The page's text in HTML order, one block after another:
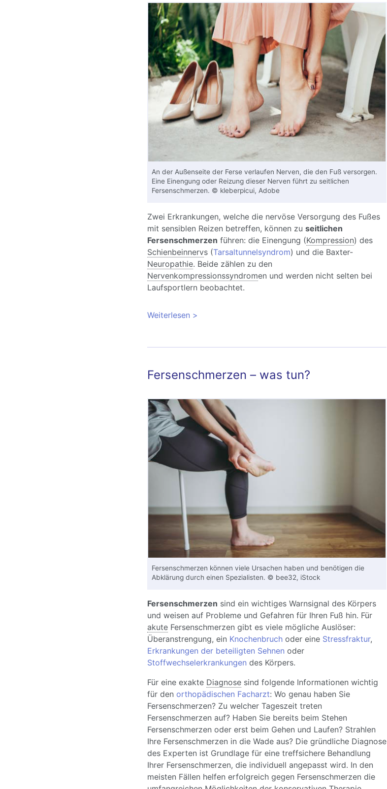
An der Außenseite der Ferse verlaufen Nerven, die den Fuß versorgen.
Eine Einengung oder Reizung dieser Nerven führt zu seitlichen
Fersenschmerzen. © kleberpicui, Adobe
Zwei Erkrankungen, welche die nervöse Versorgung des Fußes
mit sensiblen Reizen betreffen, können zu seitlichen
Fersenschmerzen führen: die Einengung (Kompression) des
Schienbeinnervs (Tarsaltunnelsyndrom) und die Baxter-
Neuropathie. Beide zählen zu den
Nervenkompressionssyndromen und werden nicht selten bei
Laufsportlern beobachtet.
Weiterlesen über Fersenschmerzen seitlich: Ursachen, Symptome
Fersenschmerzen – was tun?
Fersenschmerzen können viele Ursachen haben und benötigen die
Abklärung durch einen Spezialisten. © bee32, iStock
Fersenschmerzen sind ein wichtiges Warnsignal des Körpers
und weisen auf Probleme und Gefahren für Ihren Fuß hin. Für
akuteFersenschmerzen gibt es viele mögliche Auslöser:
Überanstrengung, ein Knochenbruchoder eine Stressfraktur,
Erkrankungen der beteiligten Sehnen oder
Stoffwechselerkrankungen des Körpers.
Für eine exakte Diagnosesind folgende Informationen wichtig
für den orthopädischen Facharzt: Wo genau haben Sie
Fersenschmerzen? Zu welcher Tageszeit treten
Fersenschmerzen auf? Haben Sie bereits beim Stehen
Fersenschmerzen oder erst beim Gehen und Laufen? Strahlen
Ihre Fersenschmerzen in die Wade aus? Die gründliche Diagnose
des Experten ist Grundlage für eine treffsichere Behandlung
Ihrer Fersenschmerzen, die individuell angepasst wird. In den
meisten Fällen helfen erfolgreich gegen Fersenschmerzen die